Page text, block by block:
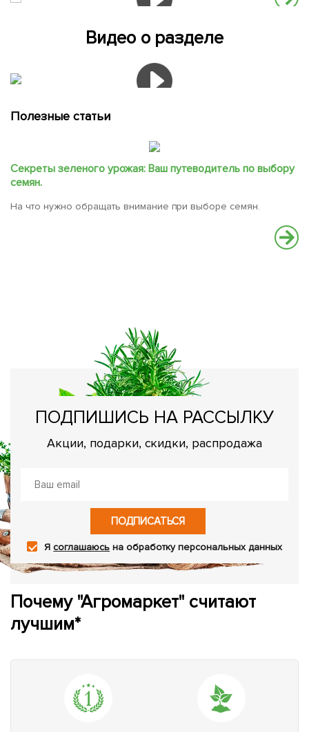
Видео о разделе
Полезные статьи
Секреты зеленого урожая: Ваш путеводитель по выбору
семян.
На что нужно обращать внимание при выборе семян.
ПОДПИШИСЬ НА РАССЫЛКУ
Акции, подарки, скидки, распродажа
ПОДПИСАТЬСЯ
Ясоглашаюсь на обработку персональных данных
Почему "Агромаркет" считают
лучшим*